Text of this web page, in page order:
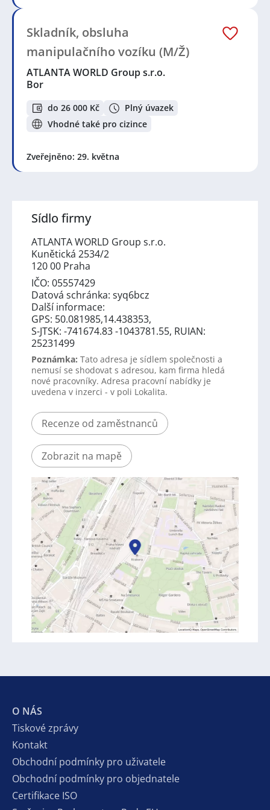
Skladník, obsluha
manipulačního vozíku (M/Ž)
ATLANTA WORLD Group s.r.o.
Bor
do 26 000 Kč
Plný úvazek
Vhodné také pro cizince
Zveřejněno: 29. května
Sídlo firmy
ATLANTA WORLD Group s.r.o.
Kunětická 2534/2
120 00 Praha
IČO: 05557429
Datová schránka: syq6bcz
Další informace:
GPS: 50.081985,14.438353,
S-JTSK: -741674.83 -1043781.55, RUIAN:
25231499
Poznámka: Tato adresa je sídlem společnosti a
nemusí se shodovat s adresou, kam firma hledá
nové pracovníky. Adresa pracovní nabídky je
uvedena v inzerci - v poli Lokalita.
Recenze od zaměstnanců
Zobrazit na mapě
O NÁS
Tiskové zprávy
Kontakt
Obchodní podmínky pro uživatele
Obchodní podmínky pro objednatele
Certifikace ISO